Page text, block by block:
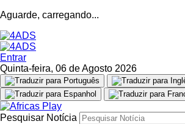
Aguarde, carregando...
Entrar
Quinta-feira, 06 de Agosto 2026
Pesquisar Notícia